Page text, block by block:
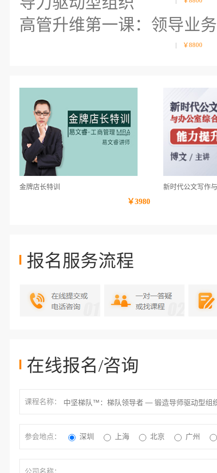
高管升维第一课：领导业
| ￥8800
金牌店长特训
￥3980
新时代公文写作
报名服务流程
在线报名/咨询
课程名称：
参会地点： 深圳 上海 北京 广州